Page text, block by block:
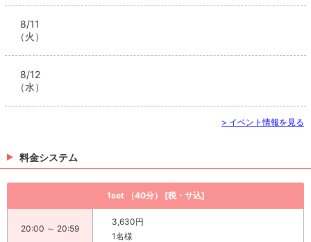
8/11
（火）
8/12
（水）
> イベント情報を見る
料金システム
1set （40分） [税・サ込]
20:00 ～ 20:59
3,630円
1名様